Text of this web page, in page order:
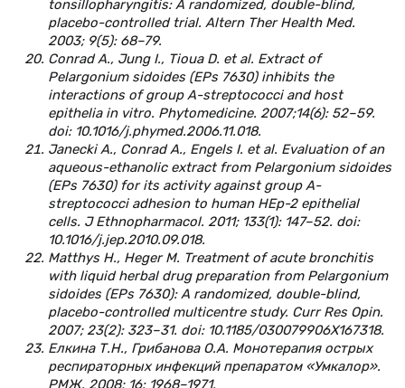
tonsillopharyngitis: A randomized, double-blind,
placebo-controlled trial. Altern Ther Health Med.
2003; 9(5): 68–79.
Conrad A., Jung I., Tioua D. et al. Extract of
Pelargonium sidoides (EPs 7630) inhibits the
interactions of group A-streptococci and host
epithelia in vitro. Phytomedicine. 2007;14(6): 52–59.
doi: 10.1016/j.phymed.2006.11.018.
Janecki A., Conrad A., Engels I. et al. Evaluation of an
aqueous-ethanolic extract from Pelargonium sidoides
(EPs 7630) for its activity against group A-
streptococci adhesion to human HEp-2 epithelial
cells. J Ethnopharmacol. 2011; 133(1): 147–52. doi:
10.1016/j.jep.2010.09.018.
Matthys H., Heger M. Treatment of acute bronchitis
with liquid herbal drug preparation from Pelargonium
sidoides (EPs 7630): A randomized, double-blind,
placebo-controlled multicentre study. Curr Res Opin.
2007; 23(2): 323–31. doi: 10.1185/030079906X167318.
Елкина Т.Н., Грибанова О.А. Монотерапия острых
респираторных инфекций препаратом «Умкалор».
РМЖ. 2008; 16: 1968–1971.